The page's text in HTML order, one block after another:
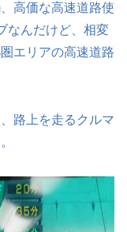
高価な高速道路使
なんだけど、相変
エリアの高速道路
路上を走るクルマ